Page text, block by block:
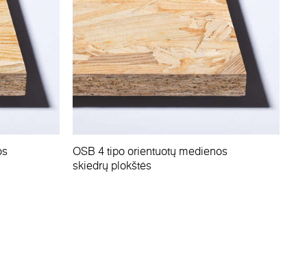
OSB 4 tipo orientuotų medienos
skiedrų plokštės